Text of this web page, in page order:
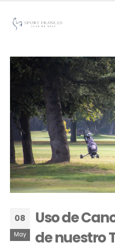
08
May
Uso de
de nuestro